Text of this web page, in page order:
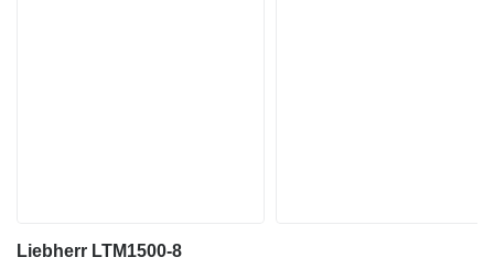
Liebherr LTM1500-8